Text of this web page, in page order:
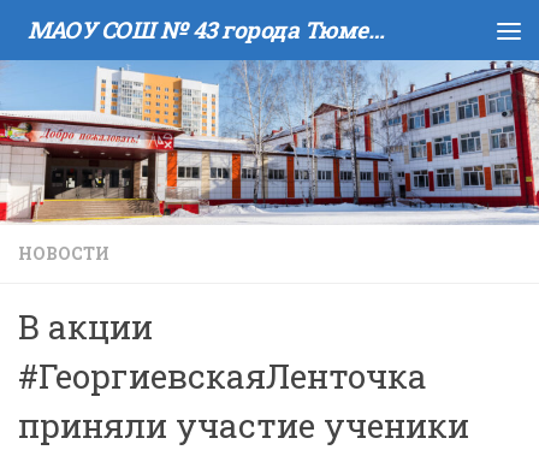
Skip to content МАОУ COШ № 43 города Тюмени имени В.И. Муравленко
НОВОСТИ
В акции
#ГеоргиевскаяЛенточка
приняли участие ученики